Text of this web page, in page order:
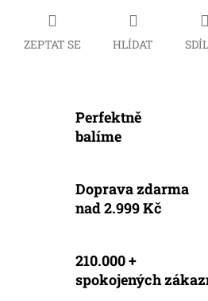
ZEPTAT SE HLÍDAT
Perfektně
balíme
Doprava zdarma
nad 2.999 Kč
210.000 +
spokojených